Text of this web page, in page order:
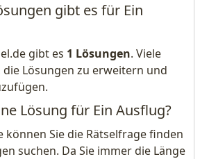
gibt es für Ein
gibt es 1 Lösungen. Viele
Lösungen zu erweitern und
Lösung für Ein Ausflug?
können Sie die Rätselfrage finden
suchen. Da Sie immer die Länge